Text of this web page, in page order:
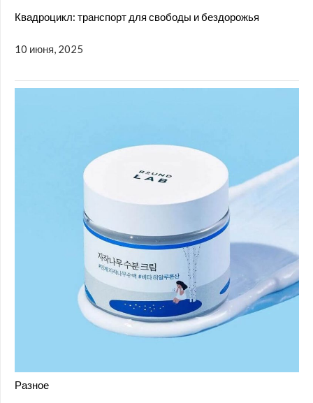
Квадроцикл: транспорт для свободы и бездорожья
10 июня, 2025
Разное